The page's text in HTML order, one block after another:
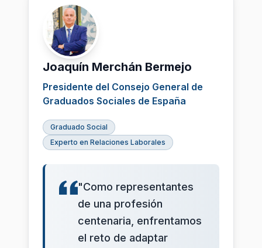
Joaquín Merchán Bermejo
Presidente del Consejo General de
Graduados Sociales de España
Graduado Social
Experto en Relaciones Laborales
"Como representantes
de una profesión
centenaria, enfrentamos
el reto de adaptar